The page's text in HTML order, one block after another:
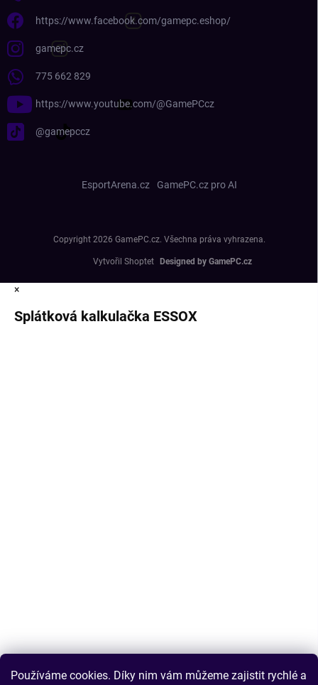
Používáme cookies. Díky nim vám můžeme zajistit rychlé a
https://www.facebook.com/gamepc.eshop/
gamepc.cz
775 662 829
https://www.youtube.com/@GamePCcz
@gamepccz
EsportArena.cz GamePC.cz pro AI
Vytvořil Shoptet
Copyright 2026 GamePC.cz. Všechna práva vyhrazena.
×
Splátková kalkulačka ESSOX